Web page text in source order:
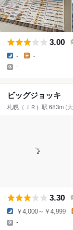
3.00
- -
-
ビッグジョッキ
札幌（ＪＲ）駅 683m (
3.30
￥4,000～￥4,999
-